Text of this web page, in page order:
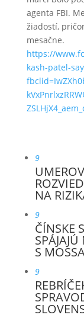
agenta FBI.
žiadostí,
mesačne.
https://
kash-patel-
9
NA
9
ČÍNSKE
S
9